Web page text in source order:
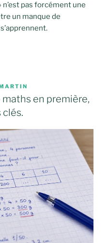
n’est pas forcément une
un manque de
maths en première,